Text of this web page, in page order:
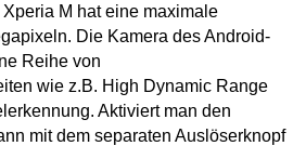
M hat eine maximale
Die Kamera des Android-
Reihe von
wie z.B. High Dynamic Range
Aktiviert man den
mit dem separaten Auslöserknopf